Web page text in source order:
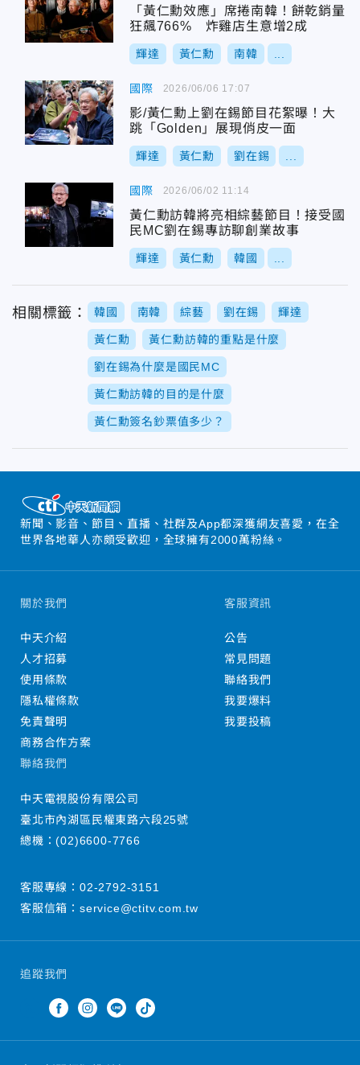
「黃仁勳效應」席捲南韓！餅乾銷量
狂飆766% 炸雞店生意增2成
輝達 黃仁勳 南韓
國際
影/黃仁勳上劉在錫節目花絮曝！大
跳「Golden」展現俏皮一面
輝達 黃仁勳 劉在錫
2026/06/06 17:07
國際
黃仁勳訪韓將亮相綜藝節目！接受國
民MC劉在錫專訪聊創業故事
輝達 黃仁勳 韓國
2026/06/02 11:14
相關標籤： 韓國 南韓 綜藝 劉在錫 輝達
黃仁勳 黃仁勳訪韓的重點是什麼
劉在錫為什麼是國民MC
黃仁勳訪韓的目的是什麼
黃仁勳簽名鈔票值多少？
新聞、影音、節目、直播、社群及App都深獲網友喜愛，在全
世界各地華人亦頗受歡迎，全球擁有2000萬粉絲。
追蹤我們
關於我們
中天介紹
人才招募
使用條款
隱私權條款
免責聲明
商務合作方案
客服資訊
公告
常見問題
聯絡我們
我要爆料
我要投稿
聯絡我們
中天電視股份有限公司
臺北市內湖區民權東路六段25號
總機：(02)6600-7766
客服專線： 02-2792-3151
客服信箱： service@ctitv.com.tw